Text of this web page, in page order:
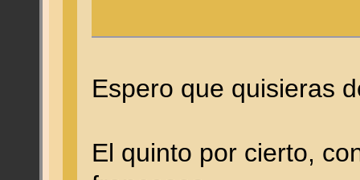
Espero que quisieras
El quinto por cierto,